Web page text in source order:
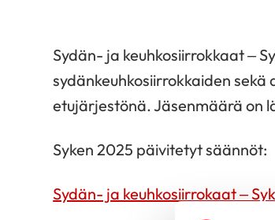
Sydän- ja keuhkosiirrokkaat –
sydänkeuhkosiirrokkaiden
etujärjestönä. Jäsenmäärä on
Syken 2025 päivitetyt säännöt:
Sydän- ja keuhkosiirrokaat –